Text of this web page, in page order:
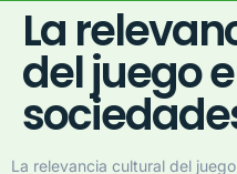
La
del juego
La relevancia cultural del